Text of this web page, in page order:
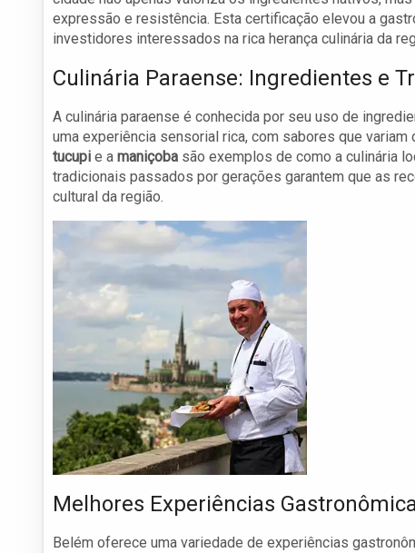
expressão e resistência. Esta certificação elevou a
investidores interessados na rica herança culinária da
Culinária Paraense: Ingredientes e
A culinária paraense é conhecida por seu uso de
uma experiência sensorial rica, com sabores que
tucupi e a maniçoba são exemplos de como a culinária
tradicionais passados por gerações garantem que as
cultural da região.
Melhores Experiências
Belém oferece uma variedade de experiências